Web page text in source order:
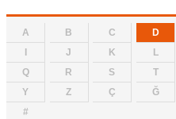
A B C D
J K L
Q
R S T
Y
Z Ç Ğ
#